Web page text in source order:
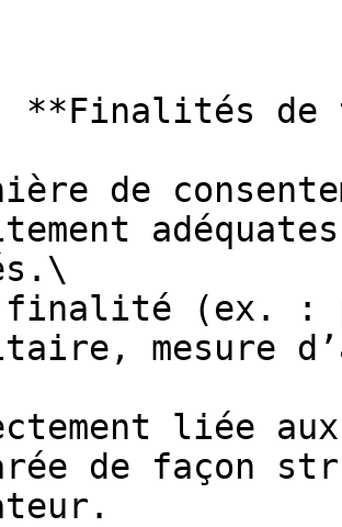
**Finalités de
de
finalité (ex. :
mesure
liée
de façon